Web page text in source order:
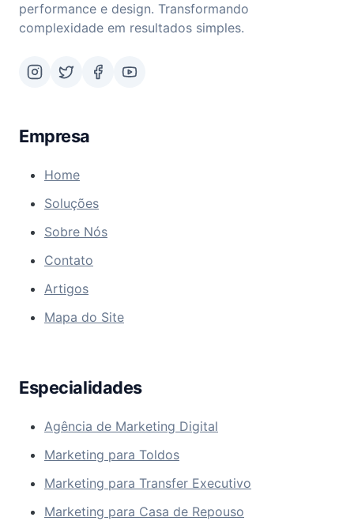
performance e design. Transformando
complexidade em resultados simples.
Empresa
Home
Soluções
Sobre Nós
Contato
Artigos
Mapa do Site
Especialidades
Agência de Marketing Digital
Marketing para Toldos
Marketing para Transfer Executivo
Marketing para Casa de Repouso